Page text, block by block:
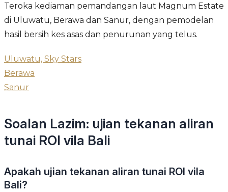
Teroka kediaman pemandangan laut Magnum Estate
di Uluwatu, Berawa dan Sanur, dengan pemodelan
hasil bersih kes asas dan penurunan yang telus.
Uluwatu, Sky Stars
Berawa
Sanur
Soalan Lazim: ujian tekanan aliran
tunai ROI vila Bali
Apakah ujian tekanan aliran tunai ROI vila
Bali?